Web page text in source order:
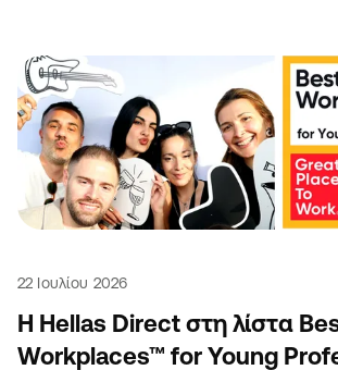
22 Ιουλίου 2026
Η Hellas Direct στη λίστα
Workplaces™ for Young